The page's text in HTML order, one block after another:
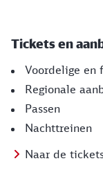
Tickets en
Voordelige en
Regionale
Passen
Nachttreinen
Naar de